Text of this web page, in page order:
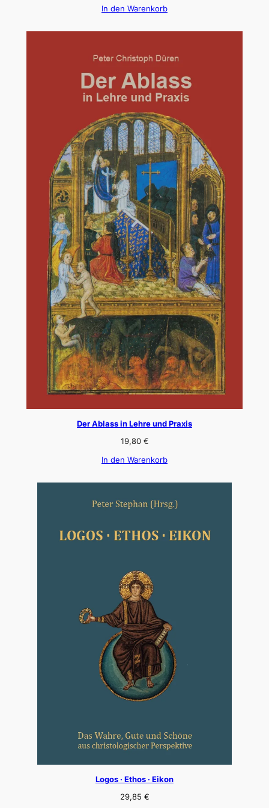
In den Warenkorb
Der Ablass in Lehre und Praxis
19,80 €
In den Warenkorb
Logos · Ethos · Eikon
29,85 €